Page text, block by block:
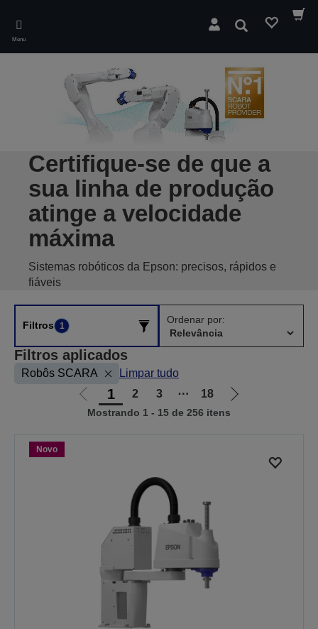
main
content
Menu
Pesquisar
Certifique-se de que a
sua linha de produção
atinge a velocidade
máxima
Sistemas robóticos da Epson: precisos, rápidos e
fiáveis
Filtros 1
Ordenar por:
Filtros aplicados
Robôs SCARA Limpar tudo
Ir
para
1 2 3 ⋯ 18
Ir
Mostrando 1 - 15 de 256 itens
Novo